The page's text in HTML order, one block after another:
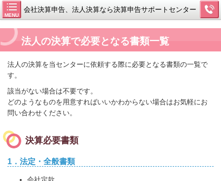
MENU
会社決算申告、法人決算なら決算申告サポートセンター
法人の決算で必要となる書類一覧
法人の決算を当センターに依頼する際に必要となる書類の一覧で
す。
該当がない場合は不要です。
どのようなものを用意すればいいかわからない場合はお気軽にお
問い合わせください。
決算必要書類
1．法定・全般書類